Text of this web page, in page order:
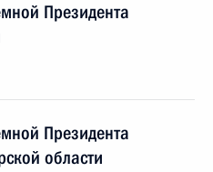
Президента
Президента
области